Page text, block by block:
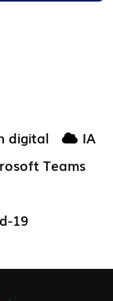
digital
IA
Teams
19